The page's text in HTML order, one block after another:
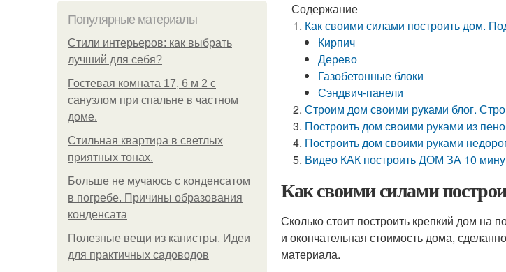
Популярные материалы
Стили интерьеров: как выбрать
лучший для себя?
Гостевая комната 17, 6 м 2 с
санузлом при спальне в частном
доме.
Стильная квартира в светлых
приятных тонах.
Больше не мучаюсь с конденсатом
в погребе. Причины образования
конденсата
Полезные вещи из канистры. Идеи
для практичных садоводов
Содержание
Как своими силами построить дом.
Кирпич
Дерево
Газобетонные блоки
Сэндвич-панели
Строим дом своими руками блог.
Построить дом своими руками из
Построить дом своими руками
Видео КАК построить ДОМ ЗА 10
Как своими силами
Сколько стоит построить крепкий дом на
и окончательная стоимость дома,
материала.